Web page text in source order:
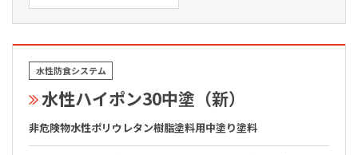
水性防食システム
水性ハイポン30中塗（新）
非危険物水性ポリウレタン樹脂塗料用中塗り塗料